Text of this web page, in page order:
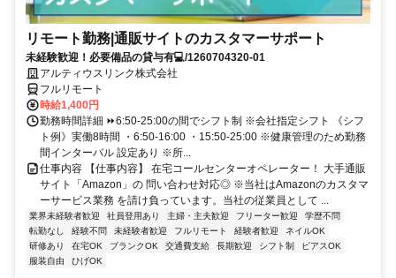
リモート勤務|通販サイトのカスタマーサポート
未経験歓迎！必要備品の貸与有💻/1260704320-01
アルティウスリンク株式会社
フルリモート
時給1,400円
勤務時間詳細 ⏩6:50-25:00の間でシフト制 ※会社指定シフト 《シフ
ト例》実働8時間 ・6:50-16:00 ・15:50-25:00 ※健康管理のため勤務
間インターバル 設定あり ※所...
仕事内容 【仕事内容】 在宅コールセンターオペレーター！ 大手通販
サイト「Amazon」の 問い合わせ対応◎ ※当社はAmazonのカスタマ
ーサービス業務 を請け負っています。当社の従業員として ...
業界未経験者歓迎 社員登用あり 主婦・主夫歓迎 フリーター歓迎
学歴不問
転勤なし
経験不問 未経験者歓迎 フルリモート 経験者歓迎
ネイルOK
研修あり
在宅OK ブランクOK 交通費支給 長期歓迎 シフト制
ピアスOK
服装自由
ひげOK